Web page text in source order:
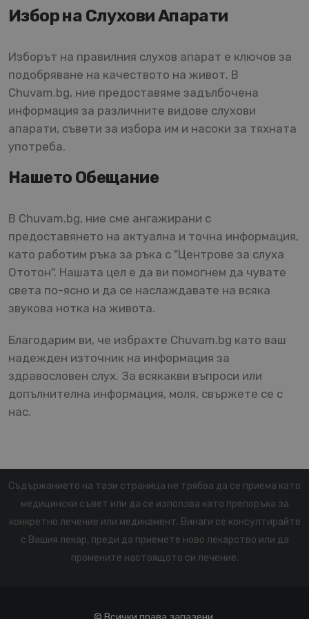
Избор на Слухови Апарати
Изборът на правилния слухов апарат е ключов за
подобряване на качеството на живот. В
Chuvam.bg, ние предоставяме задълбочена
информация за различните видове слухови
апарати, съвети за избора им и насоки за тяхната
употреба.
Нашето Обещание
В Chuvam.bg, ние сме ангажирани с
предоставянето на актуална и точна информация,
като работим ръка за ръка с "Центрове за слуха
Ототон". Нашата цел е да ви помогнем да чувате
света по-ясно и да се наслаждавате на всяка
звукова нотка на живота.
Благодарим ви, че избрахте Chuvam.bg като ваш
надежден източник на информация за
здравословен слух. За всякакви въпроси или
допълнителна информация, моля, свържете се с
нас.
Съдържанието на тази страница не трябва да се приема като
медицински съвет или да се използва като препоръка за
конкретно лечение или медикамент. Винаги се консултирайте
с Вашия лекар, преди да приемете ново лекарство или да
промените настоящото си лечение.